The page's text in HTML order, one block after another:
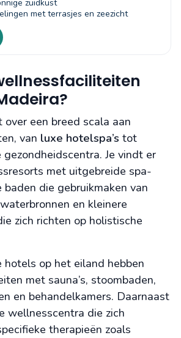
zuidkust
met terrasjes en zeezicht
over een breed scala aan
van luxe hotelspa’s tot
Je vindt er
met uitgebreide spa-
baden die gebruikmaken van
en kleinere
zich richten op holistische
hotels op het eiland hebben
met sauna’s, stoombaden,
en behandelkamers. Daarnaast
wellnesscentra die zich
therapieën zoals